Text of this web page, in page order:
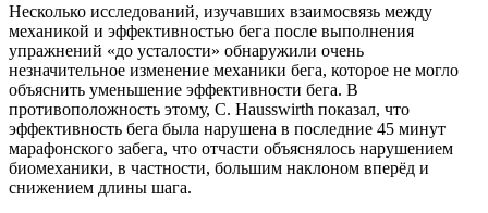
Несколько исследований, изучавших взаимосвязь между
механикой и эффективностью бега после выполнения
упражнений «до усталости» обнаружили очень
незначительное изменение механики бега, которое не могло
объяснить уменьшение эффективности бега. В
противоположность этому, C. Hausswirth показал, что
эффективность бега была нарушена в последние 45 минут
марафонского забега, что отчасти объяснялось нарушением
биомеханики, в частности, большим наклоном вперёд и
снижением длины шага.